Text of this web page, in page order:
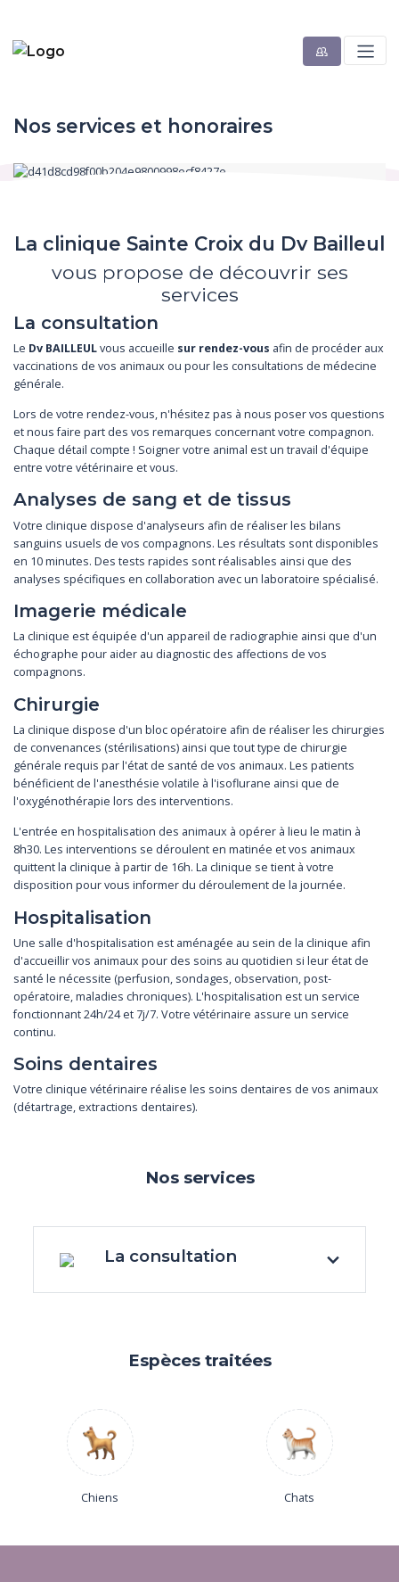
Nos services et honoraires
La clinique Sainte Croix du Dv Bailleul
vous propose de découvrir ses
services
La consultation
Le Dv BAILLEULvous accueille sur rendez-vous afin de procéder aux
vaccinations de vos animaux ou pour les consultations de médecine
générale.
Lors de votre rendez-vous, n'hésitez pas à nous poser vos questions
et nous faire part des vos remarques concernant votre compagnon.
Chaque détail compte ! Soigner votre animal est un travail d'équipe
entre votre vétérinaire et vous.
Analyses de sang et de tissus
Votre clinique dispose d'analyseurs afin de réaliser les bilans
sanguins usuels de vos compagnons. Les résultats sont disponibles
en 10 minutes. Des tests rapides sont réalisables ainsi que des
analyses spécifiques en collaboration avec un laboratoire spécialisé.
Imagerie médicale
La clinique est équipée d'un appareil de radiographie ainsi que d'un
échographe pour aider au diagnostic des affections de vos
compagnons.
Chirurgie
La clinique dispose d'un bloc opératoire afin de réaliser les chirurgies
de convenances (stérilisations) ainsi que tout type de chirurgie
générale requis par l'état de santé de vos animaux. Les patients
bénéficient de l'anesthésie volatile à l'isoflurane ainsi que de
l'oxygénothérapie lors des interventions.
L'entrée en hospitalisation des animaux à opérer à lieu le matin à
8h30. Les interventions se déroulent en matinée et vos animaux
quittent la clinique à partir de 16h. La clinique se tient à votre
disposition pour vous informer du déroulement de la journée.
Hospitalisation
Une salle d'hospitalisation est aménagée au sein de la clinique afin
d'accueillir vos animaux pour des soins au quotidien si leur état de
santé le nécessite (perfusion, sondages, observation, post-
opératoire, maladies chroniques). L'hospitalisation est un service
fonctionnant 24h/24 et 7j/7. Votre vétérinaire assure un service
continu.
Soins dentaires
Votre clinique vétérinaire réalise les soins dentaires de vos animaux
(détartrage, extractions dentaires).
Nos services
La consultation
Espèces traitées
Chiens Chats